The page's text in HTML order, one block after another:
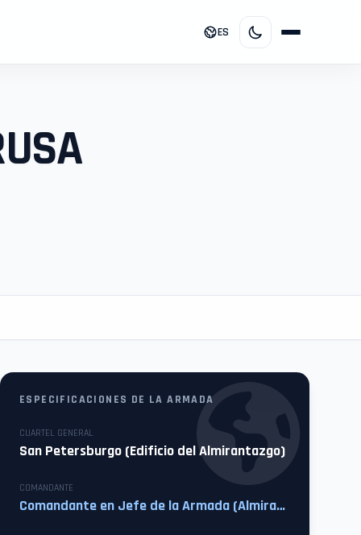
ES
ESPECIFICACIONES DE LA ARMADA
CUARTEL GENERAL
San Petersburgo (Edificio del Almirantazgo)
COMANDANTE
Comandante en Jefe de la Armada (Almirante)